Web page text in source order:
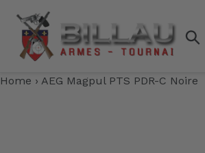
contenu
Home › AEG Magpul PTS PDR-C Noire